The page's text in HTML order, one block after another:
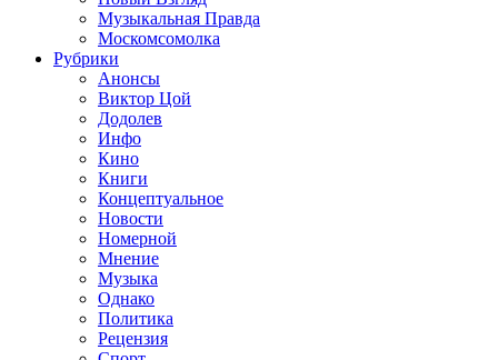
Музыкальная Правда
Москомсомолка
Рубрики
Анонсы
Виктор Цой
Додолев
Инфо
Кино
Книги
Концептуальное
Новости
Номерной
Мнение
Музыка
Однако
Политика
Рецензия